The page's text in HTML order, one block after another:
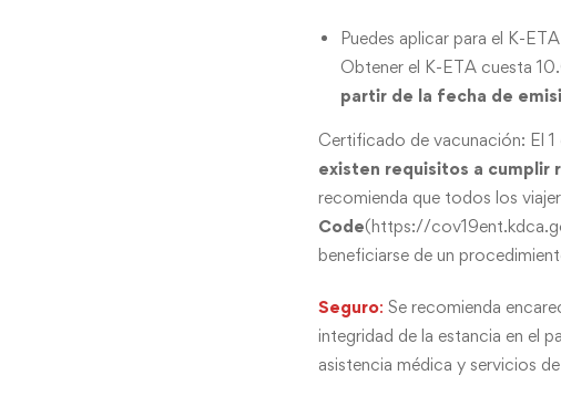
Puedes aplicar para el K-
Obtener el K-ETA cuesta
partir de la fecha de
Certificado de vacunación: El
existen requisitos a cumplir
recomienda que todos los
Code(https://
beneficiarse de un
Seguro: Se recomienda
integridad de la estancia en el
asistencia médica y servicios